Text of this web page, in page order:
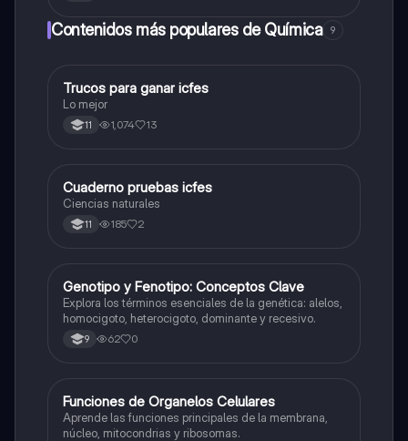
Contenidos más populares de Química 9
Química
Trucos para ganar icfes
Lo mejor
11 1,074 13
Biologia
Cuaderno pruebas icfes
Ciencias naturales
11 185 2
GBiologia
Genotipo y Fenotipo: Conceptos Clave
Explora los términos esenciales de la genética: alelos,
homocigoto, heterocigoto, dominante y recesivo.
9 62 0
FBiologia
Funciones de Organelos Celulares
Aprende las funciones principales de la membrana,
núcleo, mitocondrias y ribosomas.